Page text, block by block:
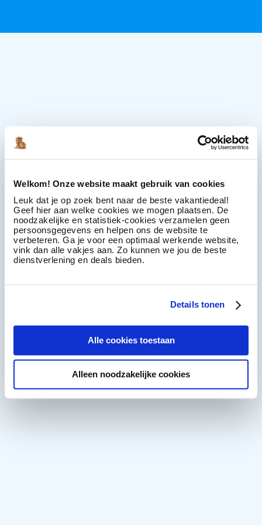
Welkom! Onze website maakt gebruik van cookies
Leuk dat je op zoek bent naar de beste vakantiedeal!
Geef hier aan welke cookies we mogen plaatsen. De
noodzakelijke en statistiek-cookies verzamelen geen
persoonsgegevens en helpen ons de website te
verbeteren. Ga je voor een optimaal werkende website,
vink dan alle vakjes aan. Zo kunnen we jou de beste
dienstverlening en deals bieden.
Details tonen
Alle cookies toestaan
Alleen noodzakelijke cookies